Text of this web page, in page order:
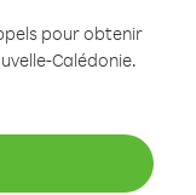
pour obtenir
Calédonie.